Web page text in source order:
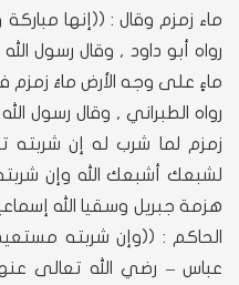
ماء زمزم وقال : ((إنها
رواه أبو داود , وقال رسول
ماءٍ على وجه الأرض ماءُ
رواه الطبراني , وقال رسول
زمزم لما شرب له إن
لشبعك أشبعك الله وإن
هزمة جبريل وسقيا الله
الحاكم : ((وإن شربته
عباس – رضي الله تعالى